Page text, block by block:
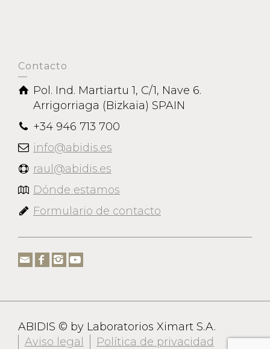
Contacto
Pol. Ind. Martiartu 1, C/1, Nave 6.
Arrigorriaga (Bizkaia) SPAIN
+34 946 713 700
info@abidis.es
raul@abidis.es
Dónde estamos
Formulario de contacto
ABIDIS © by Laboratorios Ximart S.A.
Aviso legal
Política de privacidad